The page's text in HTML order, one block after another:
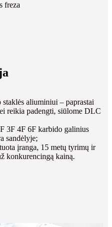
freza
aliuminiui – paprastai
reikia padengti, siūlome DLC
3F 4F 6F karbido galinius
sandėlyje;
įranga, 15 metų tyrimų ir
konkurencingą kainą.